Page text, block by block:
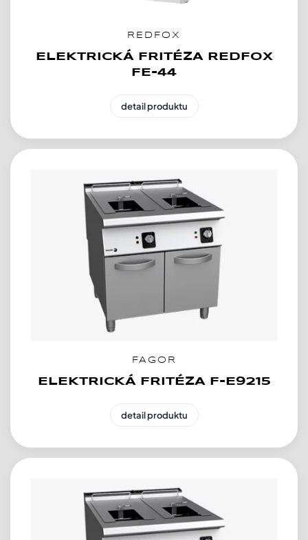
REDFOX
ELEKTRICKÁ FRITÉZA REDFOX
FE-44
detail produktu
FAGOR
ELEKTRICKÁ FRITÉZA F-E9215
detail produktu